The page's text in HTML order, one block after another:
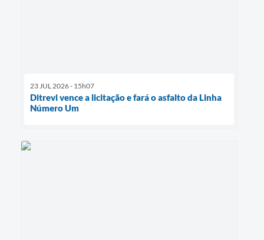
23 JUL 2026 - 15h07
Ditrevi vence a licitação e fará o asfalto da Linha
Número Um